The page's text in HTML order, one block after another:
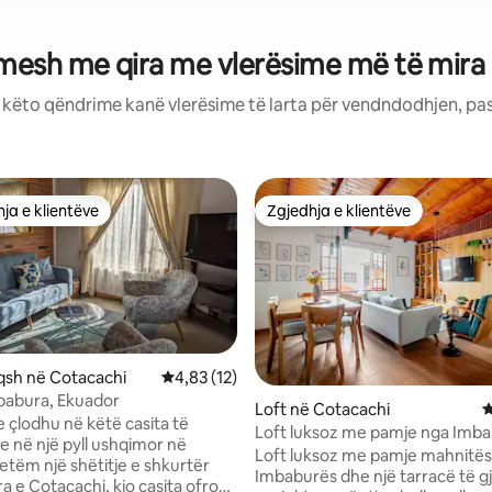
me qira me vlerësime më të
qëndrime kanë vlerësime të larta për vendndodhjen,
5, 34 vlerësime
e zgjedhjeve të klientëve
e klientëve
në Cotacachi Vlerësimi mesatar 4,83 nga 5, 12 vlerësime
4,83 (12)
Ekuador
çlodhu në këtë casita të
në një pyll ushqimor në
e Cotacachi, kjo casita ofron
Zgjedhja e klientëve
Zgjedhja e klientëve
Loft në Cotacachi
Loft luksoz me pamje nga
Loft luksoz me pamje
Imbaburës dhe një tarracë të